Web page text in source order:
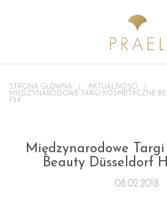
STRONA GŁÓWNA
AKTUALNOŚCI
MIĘDZYNARODOWE TARGI KOSMETYCZNE
F34
Międzynarodowe
Beauty Düsseldorf
08.02.2018